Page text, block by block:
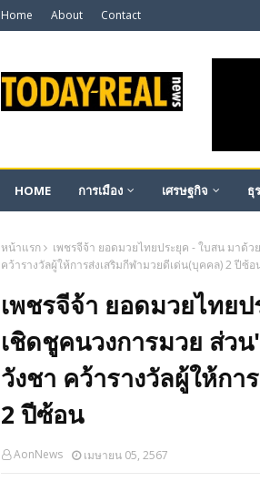
Home About Contact
HOME การเมือง เศรษฐกิจ ธุ
หน้าแรก
เพชรจีจ้า ยอดมวยไทยประยุค - ใบสน มาด้
คว้ารางวัลผู้ให้การส่งเสริมกีฬามวยดีเด่น(บุคคล) 2 ปีซ้อ
เพชรจีจ้า ยอดมวยไทย
เชิดชูคนวงการมวย ส่ว
วังชา คว้ารางวัลผู้ให้ก
2 ปีซ้อน
AonNews เมษายน 05, 2567